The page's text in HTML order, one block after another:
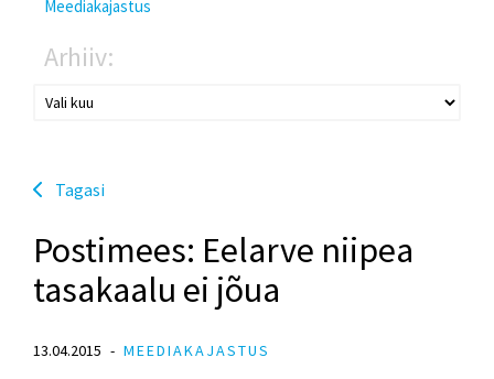
Meediakajastus
Arhiiv:
Tagasi
Postimees: Eelarve niipea
tasakaalu ei jõua
13.04.2015 MEEDIAKAJASTUS